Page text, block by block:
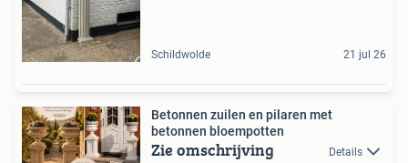
Schildwolde 21 jul 26
Betonnen zuilen en pilaren met
betonnen bloempotten
Zie omschrijving Details